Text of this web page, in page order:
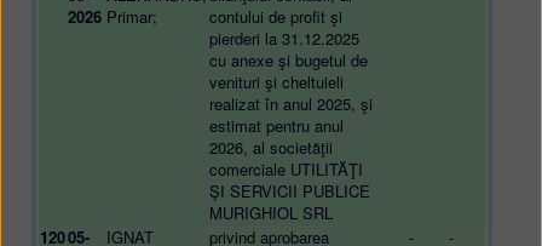
2026 Primar;
contului de profit şi
pierderi la 31.12.2025
cu anexe şi bugetul de
venituri şi cheltuieli
realizat în anul 2025, şi
estimat pentru anul
2026, al societăţii
comerciale UTILITĂŢI
ŞI SERVICII PUBLICE
MURIGHIOL SRL
12005- IGNAT privind aprobarea - -